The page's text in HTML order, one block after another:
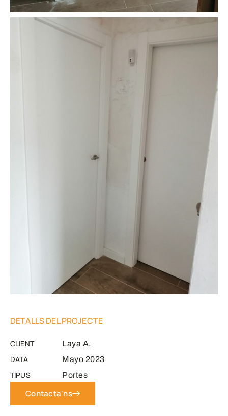
DETALLS DEL PROJECTE
CLIENT Laya A.
DATA Mayo 2023
TIPUS Portes
Contacta'ns